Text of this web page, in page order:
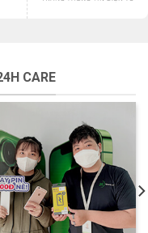
CARE